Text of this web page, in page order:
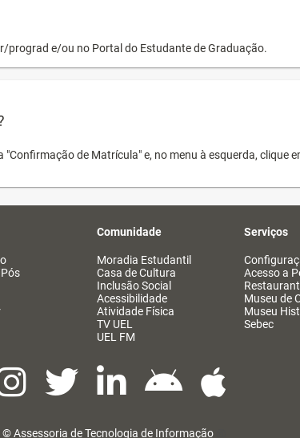
prograd e/ou no Portal do Estudante de Graduação.
de Matrícula" e, no menu à esquerda, clique
Comunidade
Moradia Estudantil
Casa de Cultura
Inclusão Social
Acessibilidade
Atividade Física
TV UEL
UEL FM
Serviços
Acesso a
Museu de
Museu
Sebec
©Assessoria de Tecnologia de Informação